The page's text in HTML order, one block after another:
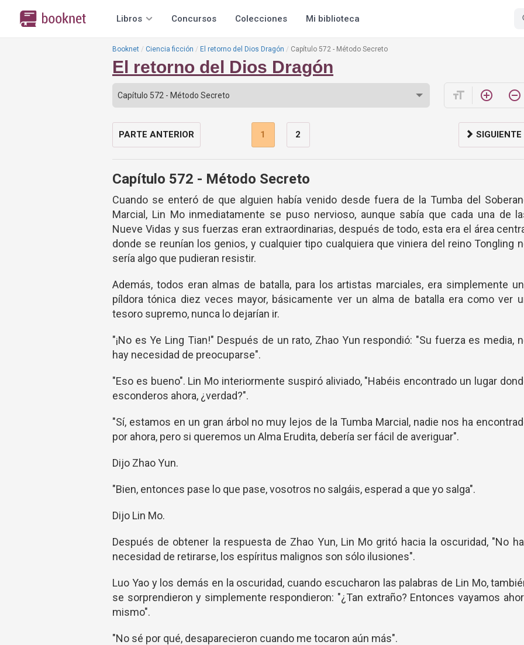
Libros Concursos Colecciones Mi biblioteca
Booknet Ciencia ficción El retorno del Dios Dragón Capítulo 572 - Método Secreto
El retorno del Dios Dragón
format_size add_circle_outline remove_circle_outline
PARTE ANTERIOR 1 2 SIGUIENTE
Capítulo 572 - Método Secreto
Cuando se enteró de que alguien había venido desde fuera de la Tumba del
Marcial, Lin Mo inmediatamente se puso nervioso, aunque sabía que cada una de
Nueve Vidas y sus fuerzas eran extraordinarias, después de todo, esta era el área
donde se reunían los genios, y cualquier tipo cualquiera que viniera del reino Tongling
sería algo que pudieran resistir.
Además, todos eran almas de batalla, para los artistas marciales, era simplemente
píldora tónica diez veces mayor, básicamente ver un alma de batalla era como ver
tesoro supremo, nunca lo dejarían ir.
"¡No es Ye Ling Tian!" Después de un rato, Zhao Yun respondió: "Su fuerza es media,
hay necesidad de preocuparse".
"Eso es bueno". Lin Mo interiormente suspiró aliviado, "Habéis encontrado un lugar
esconderos ahora, ¿verdad?".
"Sí, estamos en un gran árbol no muy lejos de la Tumba Marcial, nadie nos ha
por ahora, pero si queremos un Alma Erudita, debería ser fácil de averiguar".
Dijo Zhao Yun.
"Bien, entonces pase lo que pase, vosotros no salgáis, esperad a que yo salga".
Dijo Lin Mo.
Después de obtener la respuesta de Zhao Yun, Lin Mo gritó hacia la oscuridad, "No
necesidad de retirarse, los espíritus malignos son sólo ilusiones".
Luo Yao y los demás en la oscuridad, cuando escucharon las palabras de Lin Mo,
se sorprendieron y simplemente respondieron: "¿Tan extraño? Entonces vayamos
mismo".
"No sé por qué, desaparecieron cuando me tocaron aún más".